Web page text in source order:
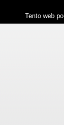
Tento web